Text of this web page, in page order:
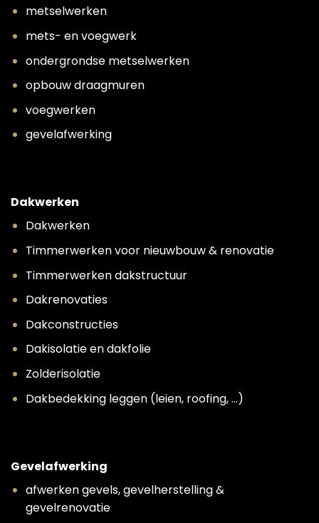
metselwerken
mets- en voegwerk
ondergrondse metselwerken
opbouw draagmuren
voegwerken
gevelafwerking
Dakwerken
Dakwerken
Timmerwerken voor nieuwbouw & renovatie
Timmerwerken dakstructuur
Dakrenovaties
Dakconstructies
Dakisolatie en dakfolie
Zolderisolatie
Dakbedekking leggen (leien, roofing, …)
Gevelafwerking
afwerken gevels, gevelherstelling &
gevelrenovatie